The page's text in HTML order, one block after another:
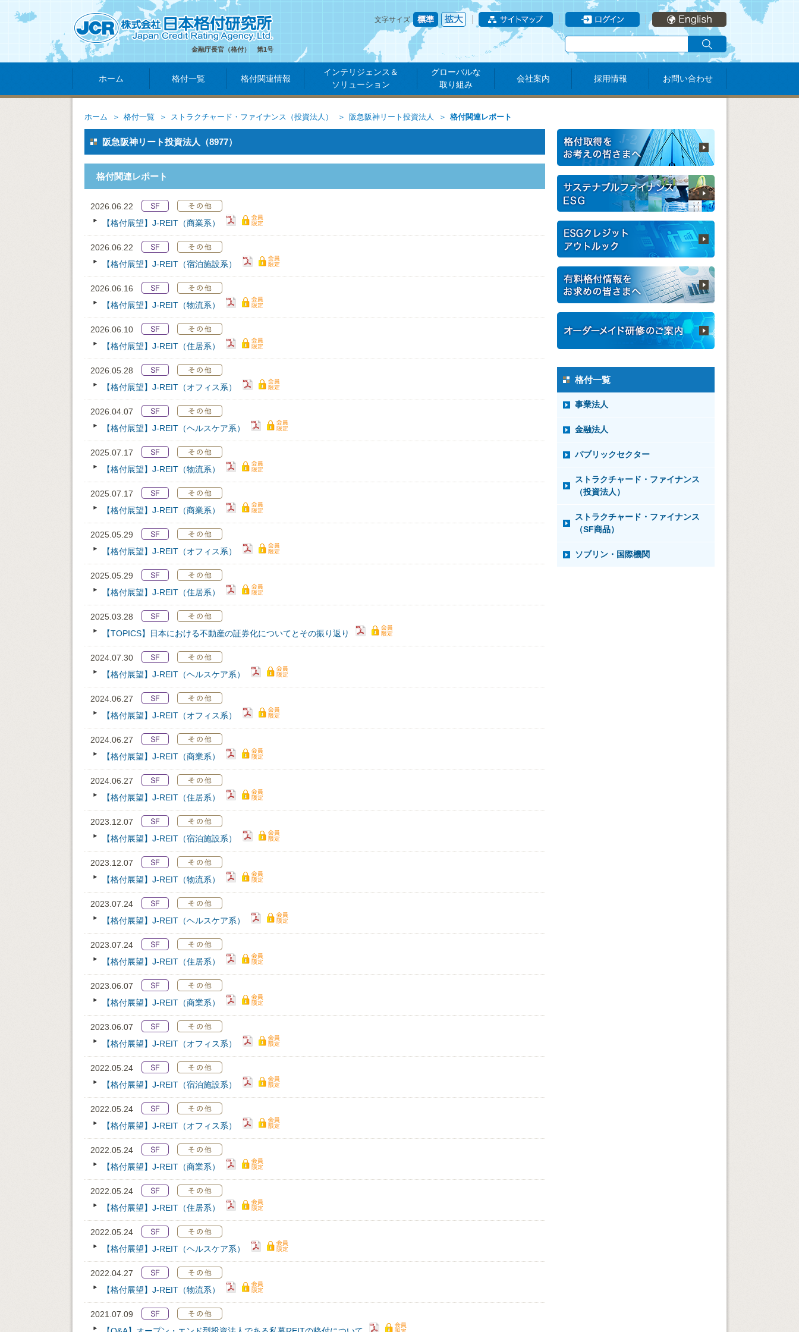
金融庁長官（格付） 第1号
文字サイズ
ホーム 格付一覧 格付関連情報
インテリジェンス＆
ソリューション
グローバルな
取り組み
会社案内 採用情報 お問い合わせ
ホーム 格付一覧 ストラクチャード・ファイナンス（投資法人） 阪急阪神リート投資法人 格付関連レポート
阪急阪神リート投資法人（8977）
格付関連レポート
2026.06.22
【格付展望】J-REIT（商業系）
2026.06.22
【格付展望】J-REIT（宿泊施設系）
2026.06.16
【格付展望】J-REIT（物流系）
2026.06.10
【格付展望】J-REIT（住居系）
2026.05.28
【格付展望】J-REIT（オフィス系）
2026.04.07
【格付展望】J-REIT（ヘルスケア系）
2025.07.17
【格付展望】J-REIT（物流系）
2025.07.17
【格付展望】J-REIT（商業系）
2025.05.29
【格付展望】J-REIT（オフィス系）
2025.05.29
【格付展望】J-REIT（住居系）
2025.03.28
【TOPICS】日本における不動産の証券化についてとその振り返り
2024.07.30
【格付展望】J-REIT（ヘルスケア系）
2024.06.27
【格付展望】J-REIT（オフィス系）
2024.06.27
【格付展望】J-REIT（商業系）
2024.06.27
【格付展望】J-REIT（住居系）
2023.12.07
【格付展望】J-REIT（宿泊施設系）
2023.12.07
【格付展望】J-REIT（物流系）
2023.07.24
【格付展望】J-REIT（ヘルスケア系）
2023.07.24
【格付展望】J-REIT（住居系）
2023.06.07
【格付展望】J-REIT（商業系）
2023.06.07
【格付展望】J-REIT（オフィス系）
2022.05.24
【格付展望】J-REIT（宿泊施設系）
2022.05.24
【格付展望】J-REIT（オフィス系）
2022.05.24
【格付展望】J-REIT（商業系）
2022.05.24
【格付展望】J-REIT（住居系）
2022.05.24
【格付展望】J-REIT（ヘルスケア系）
2022.04.27
【格付展望】J-REIT（物流系）
2021.07.09
格付一覧
事業法人
金融法人
パブリックセクター
ストラクチャード・ファイナンス
（投資法人）
ストラクチャード・ファイナンス
（SF商品）
ソブリン・国際機関